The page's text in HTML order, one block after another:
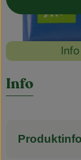
#43044
Info
Info